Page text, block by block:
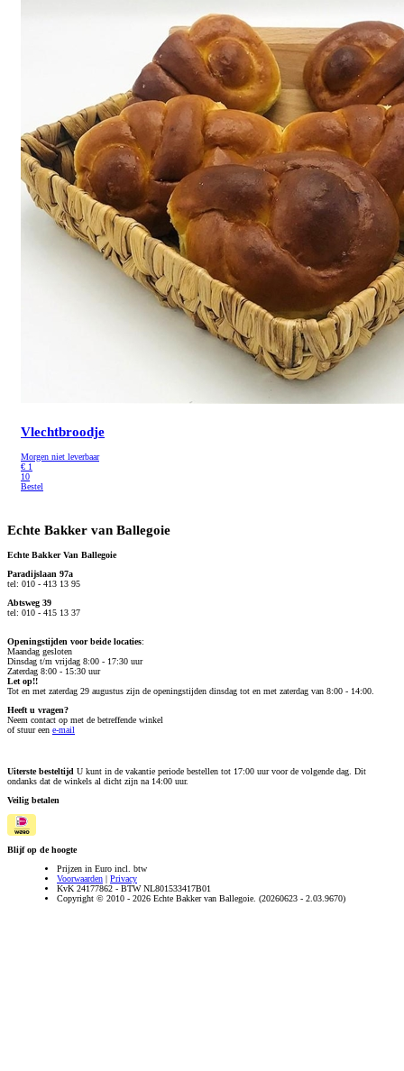
Vlechtbroodje
Morgen niet leverbaar
€ 1
10
Bestel
Echte Bakker van Ballegoie
Echte Bakker Van Ballegoie
Paradijslaan 97a
tel: 010 - 413 13 95
Abtsweg 39
tel: 010 - 415 13 37
Openingstijden voor beide locaties:
Maandag gesloten
Dinsdag t/m vrijdag 8:00 - 17:30 uur
Zaterdag 8:00 - 15:30 uur
Let op!!
Tot en met zaterdag 29 augustus zijn de openingstijden dinsdag tot en met zaterdag van 8:00 - 14:00.
Heeft u vragen?
Neem contact op met de betreffende winkel
of stuur een e-mail
Uiterste besteltijd U kunt in de vakantie periode bestellen tot 17:00 uur voor de volgende dag. Dit
ondanks dat de winkels al dicht zijn na 14:00 uur.
Veilig betalen
Blijf op de hoogte
Prijzen in Euro incl. btw
Voorwaarden | Privacy
KvK 24177862 - BTW NL801533417B01
Copyright © 2010 - 2026 Echte Bakker van Ballegoie. (20260623 - 2.03.9670)